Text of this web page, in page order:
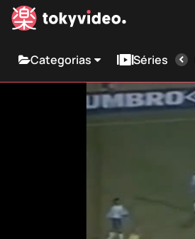
Categorias Séries